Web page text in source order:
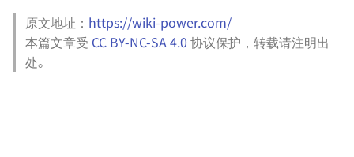
原文地址： https://wiki-power.com/
本篇文章受 CC BY-NC-SA 4.0 协议保护，转载请注明出
处。